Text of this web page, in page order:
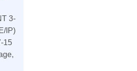
3-
IP)
15